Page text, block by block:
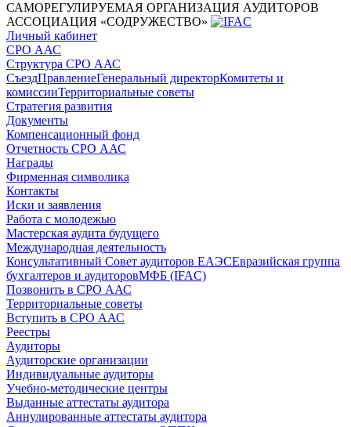
САМОРЕГУЛИРУЕМАЯ ОРГАНИЗАЦИЯ АУДИТОРОВ
АССОЦИАЦИЯ «СОДРУЖЕСТВО»
Личный кабинет
СРО ААС
Структура СРО ААС
СъездПравлениеГенеральный директорКомитеты и
комиссииТерриториальные советы
Стратегия развития
Документы
Компенсационный фонд
Отчетность СРО ААС
Награды
Фирменная символика
Контакты
Иски и заявления
Работа с молодежью
Мастерская аудита будущего
Международная деятельность
Консультативный Совет аудиторов ЕАЭСЕвразийская группа
бухгалтеров и аудиторовМФБ (IFAC)
Позвонить в СРО ААС
Территориальные советы
Вступить в СРО ААС
Реестры
Аудиторы
Аудиторские организации
Индивидуальные аудиторы
Учебно-методические центры
Выданные аттестаты аудитора
Аннулированные аттестаты аудитора